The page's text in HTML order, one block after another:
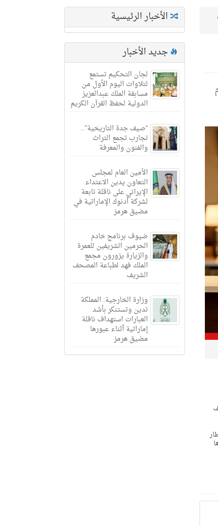
الأخبار الرئيسية
جديد الأخبار
لجان التحكيم تستمع
لتلاوات اليوم الأول من
مسابقة الملك عبدالعزيز
الدولية لحفظ القرآن الكريم
“صيف جدة التاريخية”..
تجارب تجمع التراث
والفنون والمعرفة
الأمين العام لمجلس
التعاون يدين الاعتداء
الإيراني على ناقلة تابعة
لشركة أدنوك الإماراتية في
مضيق هرمز
ضيوف برنامج خادم
الحرمين الشريفين للعمرة
والزيارة يزورون مجمع
الملك فهد لطباعة المصحف
الشريف
وزارة الخارجية: المملكة
تدين وتستنكر بأشد
العبارات استهداف ناقلة
إماراتية أثناء عبورها
مضيق هرمز
في مختلف